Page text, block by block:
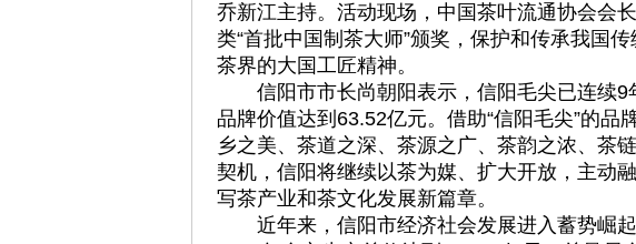
乔新江主持。活动现场，中国茶叶流通协会会
类“首批中国制茶大师”颁奖，保护和传承我国
茶界的大国工匠精神。
信阳市市长尚朝阳表示，信阳毛尖已连续9
品牌价值达到63.52亿元。借助“信阳毛尖”的品
乡之美、茶道之深、茶源之广、茶韵之浓、茶
契机，信阳将继续以茶为媒、扩大开放，主动
写茶产业和茶文化发展新篇章。
近年来，信阳市经济社会发展进入蓄势崛起